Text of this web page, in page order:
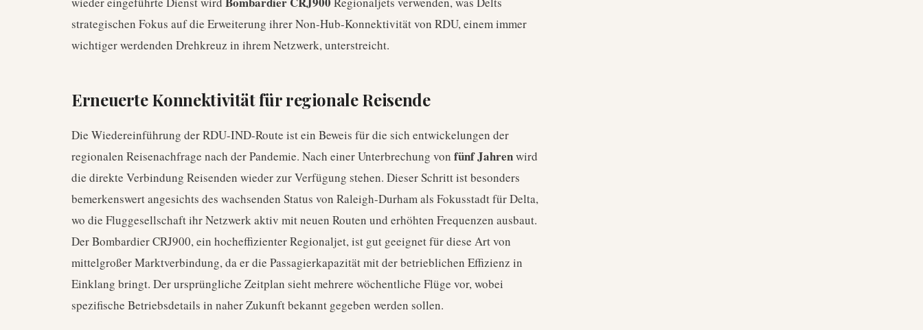
strategischen Fokus auf die Erweiterung ihrer Non-Hub-Konnektivität von RDU, einem immer
wichtiger werdenden Drehkreuz in ihrem Netzwerk, unterstreicht.
Erneuerte Konnektivität für regionale Reisende
Die Wiedereinführung der RDU-IND-Route ist ein Beweis für die sich entwickelungen der
regionalen Reisenachfrage nach der Pandemie. Nach einer Unterbrechung von fünf Jahrenwird
die direkte Verbindung Reisenden wieder zur Verfügung stehen. Dieser Schritt ist besonders
bemerkenswert angesichts des wachsenden Status von Raleigh-Durham als Fokusstadt für Delta,
wo die Fluggesellschaft ihr Netzwerk aktiv mit neuen Routen und erhöhten Frequenzen ausbaut.
Der Bombardier CRJ900, ein hocheffizienter Regionaljet, ist gut geeignet für diese Art von
mittelgroßer Marktverbindung, da er die Passagierkapazität mit der betrieblichen Effizienz in
Einklang bringt. Der ursprüngliche Zeitplan sieht mehrere wöchentliche Flüge vor, wobei
spezifische Betriebsdetails in naher Zukunft bekannt gegeben werden sollen.